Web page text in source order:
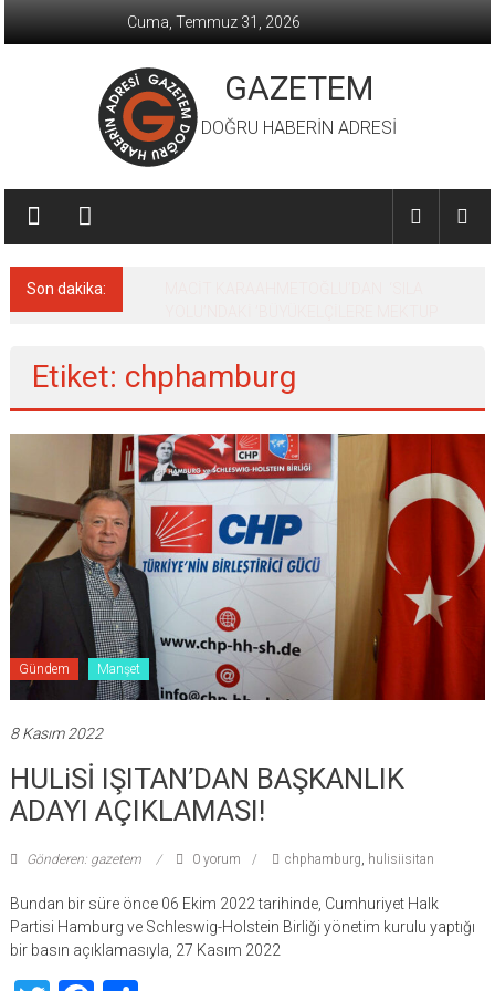
Cuma, Temmuz 31, 2026
GAZETEM
DOĞRU HABERİN ADRESİ
Son dakika:
Etiket: chphamburg
Gündem Manşet
8 Kasım 2022
HULiSİ IŞITAN’DAN BAŞKANLIK
ADAYI AÇIKLAMASI!
Gönderen: gazetem 0 yorum chphamburg, hulisiisitan
Bundan bir süre önce 06 Ekim 2022 tarihinde, Cumhuriyet Halk
Partisi Hamburg ve Schleswig-Holstein Birliği yönetim kurulu yaptığı
bir basın açıklamasıyla, 27 Kasım 2022